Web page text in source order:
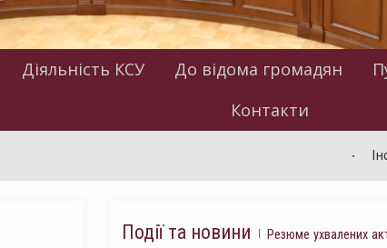
Діяльність КСУ До відома громадян
Контакти
Події та новини Резюме ухвалених